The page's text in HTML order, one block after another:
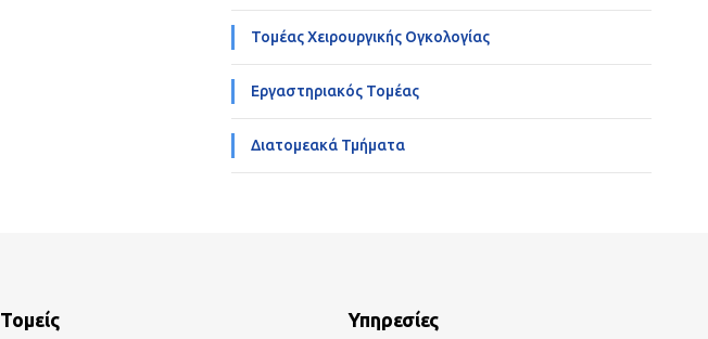
Τομέας Χειρουργικής Ογκολογίας
Εργαστηριακός Τομέας
Διατομεακά Τμήματα
Τομείς Υπηρεσίες